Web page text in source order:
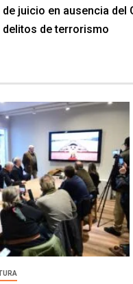
de juicio en ausencia del
delitos de terrorismo